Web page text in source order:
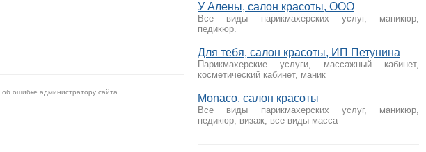
об ошибке администратору сайта.
У Алены, салон красоты, ООО
Все виды парикмахерских услуг, маникюр,
педикюр.
Для тебя, салон красоты, ИП Петунина
Парикмахерские услуги, массажный кабинет,
косметический кабинет, маник
Monaco, салон красоты
Все виды парикмахерских услуг, маникюр,
педикюр, визаж, все виды масса